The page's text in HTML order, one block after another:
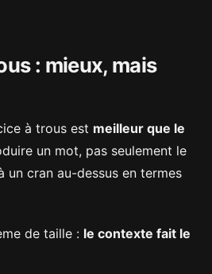
: mieux, mais
à trous est meilleur que le
un mot, pas seulement le
un cran au-dessus en termes
de taille : le contexte fait le